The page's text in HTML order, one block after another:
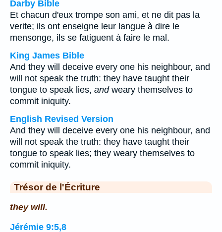
Darby Bible
Et chacun d'eux trompe son ami, et ne dit pas la
verite; ils ont enseigne leur langue à dire le
mensonge, ils se fatiguent à faire le mal.
King James Bible
And they will deceive every one his neighbour, and
will not speak the truth: they have taught their
tongue to speak lies, andweary themselves to
commit iniquity.
English Revised Version
And they will deceive every one his neighbour, and
will not speak the truth: they have taught their
tongue to speak lies; they weary themselves to
commit iniquity.
Trésor de l'Écriture
they will.
Jérémie 9:5,8